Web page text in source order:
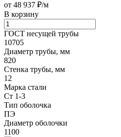
от 48 937 ₽/м
В корзину
ГОСТ несущей трубы
10705
Диаметр трубы, мм
820
Стенка трубы, мм
12
Марка стали
Ст 1-3
Тип оболочка
ПЭ
Диаметр оболочки
1100